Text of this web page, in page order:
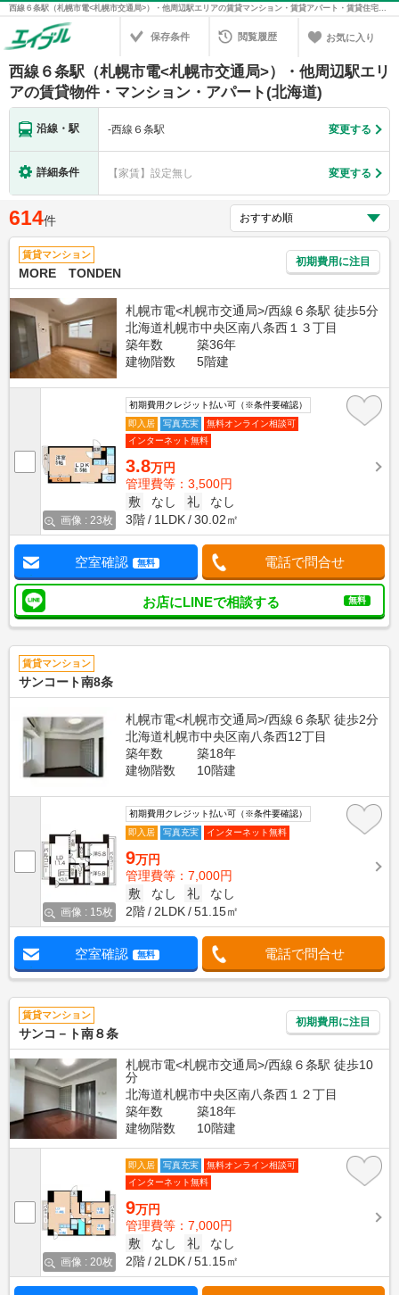
西線６条駅（札幌市電<札幌市交通局>）・他周辺駅エリアの賃貸マンション・賃貸アパート・賃貸住宅の不動産情報を検索！不動産賃貸の物件探しは、お部屋探しのエイブル
保存条件 閲覧履歴 お気に入り
西線６条駅（札幌市電<札幌市交通局>）・他周辺駅エリ
アの賃貸物件・マンション・アパート(北海道)
沿線・駅 -西線６条駅 変更する
詳細条件 【家賃】設定無し 変更する
614件
賃貸マンション
MORE TONDEN
初期費用に注目
札幌市電<札幌市交通局>/西線６条駅 徒歩5分
北海道札幌市中央区南八条西１３丁目
築年数
築36年
建物階数
5階建
画像 : 23枚
初期費用クレジット払い可（※条件要確認）
即入居
写真充実
無料オンライン相談可
インターネット無料
3.8万円
管理費等：3,500円
敷
なし 礼
なし
3階
1LDK 30.02㎡
空室確認 無料 電話で問合せ
お店にLINEで相談する 無料
賃貸マンション
サンコート南8条
札幌市電<札幌市交通局>/西線６条駅 徒歩2分
北海道札幌市中央区南八条西12丁目
築年数
築18年
建物階数
10階建
画像 : 15枚
初期費用クレジット払い可（※条件要確認）
即入居
写真充実 インターネット無料
9万円
管理費等：7,000円
敷
なし 礼
なし
2階
2LDK 51.15㎡
空室確認 無料 電話で問合せ
賃貸マンション
サンコ－ト南８条
初期費用に注目
札幌市電<札幌市交通局>/西線６条駅 徒歩10
分
北海道札幌市中央区南八条西１２丁目
築年数
築18年
建物階数
10階建
画像 : 20枚
即入居 写真充実
無料オンライン相談可
インターネット無料
9万円
管理費等：7,000円
敷
なし 礼
なし
2階
2LDK 51.15㎡